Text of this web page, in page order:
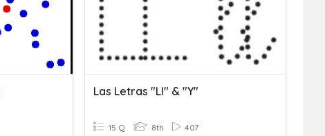
Las Letras "ll" & "y"
15 Q 8th 407